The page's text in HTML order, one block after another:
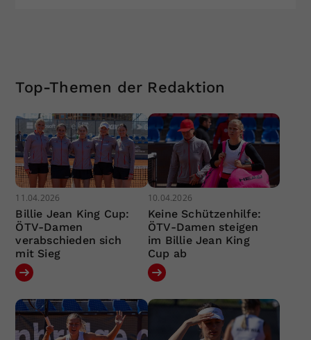
Top-Themen der Redaktion
11.04.2026
Billie Jean King Cup:
ÖTV-Damen
verabschieden sich
mit Sieg
10.04.2026
Keine Schützenhilfe:
ÖTV-Damen steigen
im Billie Jean King
Cup ab